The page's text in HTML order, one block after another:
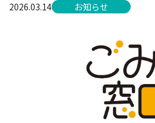
2026.03.14 お知らせ